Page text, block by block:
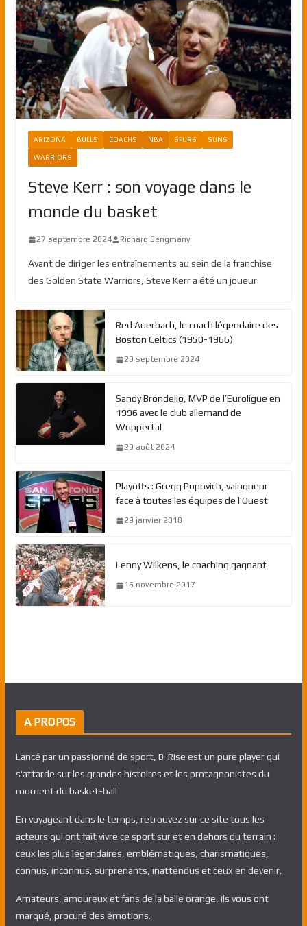
ARIZONA BULLS COACHS NBA SPURS SUNS
WARRIORS
Steve Kerr : son voyage dans le
monde du basket
27 septembre 2024 Richard Sengmany
Avant de diriger les entraînements au sein de la franchise
des Golden State Warriors, Steve Kerr a été un joueur
Red Auerbach, le coach légendaire des
Boston Celtics (1950-1966)
20 septembre 2024
Sandy Brondello, MVP de l’Euroligue en
1996 avec le club allemand de
Wuppertal
20 août 2024
Playoffs : Gregg Popovich, vainqueur
face à toutes les équipes de l’Ouest
29 janvier 2018
Lenny Wilkens, le coaching gagnant
16 novembre 2017
A PROPOS
Lancé par un passionné de sport, B-Rise est un pure player qui
s'attarde sur les grandes histoires et les protagnonistes du
moment du basket-ball
En voyageant dans le temps, retrouvez sur ce site tous les
acteurs qui ont fait vivre ce sport sur et en dehors du terrain :
ceux les plus légendaires, emblématiques, charismatiques,
connus, inconnus, surprenants, inattendus et ceux en devenir.
Amateurs, amoureux et fans de la balle orange, ils vous ont
marqué, procuré des émotions.